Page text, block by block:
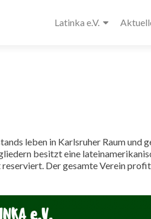
Latinka e.V.
leben in Karlsruher Raum und
besitzt eine
Der gesamte Verein